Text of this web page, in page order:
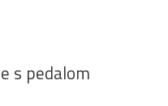
s pedalom